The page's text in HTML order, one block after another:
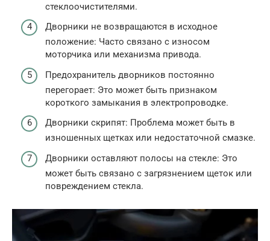
стеклоочистителями.
Дворники не возвращаются в исходное
положение: Часто связано с износом
моторчика или механизма привода.
Предохранитель дворников постоянно
перегорает: Это может быть признаком
короткого замыкания в электропроводке.
Дворники скрипят: Проблема может быть в
изношенных щетках или недостаточной смазке.
Дворники оставляют полосы на стекле: Это
может быть связано с загрязнением щеток или
повреждением стекла.